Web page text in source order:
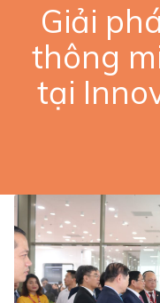
Giải
thông
tại